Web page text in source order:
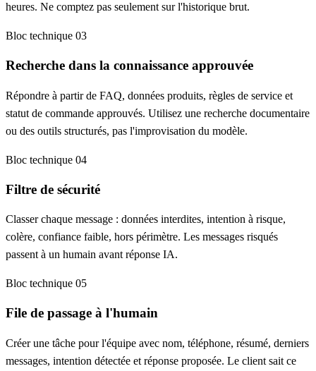
heures. Ne comptez pas seulement sur l'historique brut.
Bloc technique 03
Recherche dans la connaissance approuvée
Répondre à partir de FAQ, données produits, règles de service et
statut de commande approuvés. Utilisez une recherche documentaire
ou des outils structurés, pas l'improvisation du modèle.
Bloc technique 04
Filtre de sécurité
Classer chaque message : données interdites, intention à risque,
colère, confiance faible, hors périmètre. Les messages risqués
passent à un humain avant réponse IA.
Bloc technique 05
File de passage à l'humain
Créer une tâche pour l'équipe avec nom, téléphone, résumé, derniers
messages, intention détectée et réponse proposée. Le client sait ce